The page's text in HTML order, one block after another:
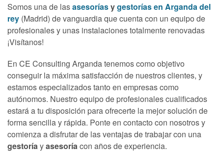
Somos una de lasasesoríasygestorías en Arganda del
rey (Madrid) de vanguardia que cuenta con un equipo de
profesionales y unas instalaciones totalmente renovadas
¡Visítanos!
En CE Consulting Arganda tenemos como objetivo
conseguir la máxima satisfacción de nuestros clientes, y
estamos especializados tanto en empresas como
autónomos. Nuestro equipo de profesionales cualificados
estará a tu disposición para ofrecerte la mejor solución de
forma sencilla y rápida. Ponte en contacto con nosotros y
comienza a disfrutar de las ventajas de trabajar con una
gestoríayasesoríacon años de experiencia.